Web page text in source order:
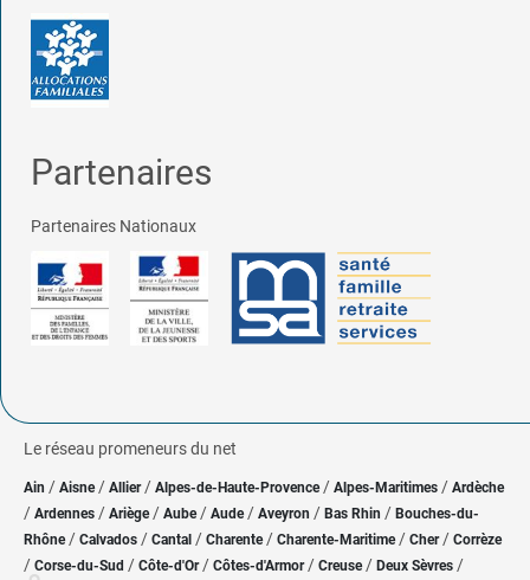
Partenaires
Partenaires Nationaux
Le réseau promeneurs du net
Ain / Aisne/ Allier/ Alpes-de-Haute-Provence / Alpes-Maritimes / Ardèche
/ Ardennes / Ariège/ Aube/ Aude / Aveyron / Bas Rhin / Bouches-du-
Rhône/ Calvados / Cantal / Charente / Charente-Maritime/ Cher / Corrèze
/ Corse-du-Sud / Côte-d'Or / Côtes-d'Armor/ Creuse/ Deux Sèvres /